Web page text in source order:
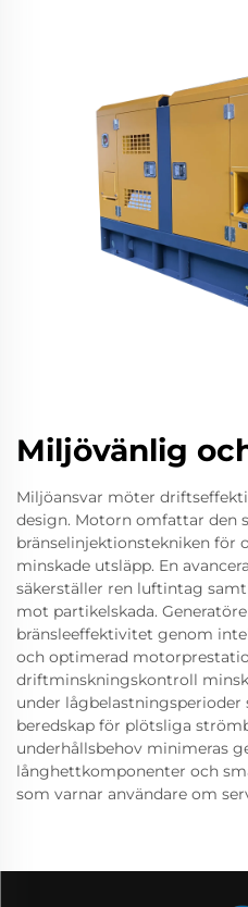
Miljövänlig
Miljöansvar möter
design. Motorn omfattar den
bränselinjektionstekniken för
minskade utsläpp. En
säkerställer ren luftintag
mot partikelskada.
bränsleeffektivitet genom
och optimerad
driftminskningskontroll
under
beredskap för plötsliga
underhållsbehov minimeras
långhettkomponenter och
som varnar användare om